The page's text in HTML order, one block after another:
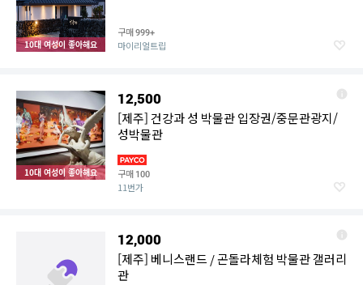
10대 여성이 좋아해요
구매999+
마이리얼트립
10대 여성이 좋아해요
12,500
[제주] 건강과 성 박물관 입장권/중문관광지/
성박물관
구매 100
11번가
12,000
[제주] 베니스랜드 / 곤돌라체험 박물관 갤러리
관